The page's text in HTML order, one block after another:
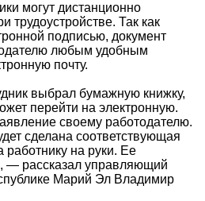
могут дистанционно
трудоустройстве. Так как
подписью, документ
любым удобным
почту.
выбрал бумажную книжку,
перейти на электронную.
своему работодателю.
сделана соответствующая
работнику на руки. Ее
— рассказал управляющий
Марий Эл Владимир